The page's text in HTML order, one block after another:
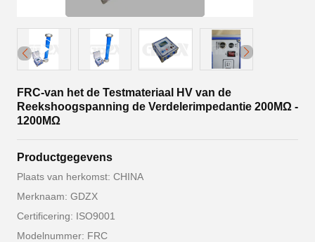
FRC-van het de Testmateriaal HV van de
Reekshoogspanning de Verdelerimpedantie 200MΩ -
1200MΩ
Productgegevens
Plaats van herkomst: CHINA
Merknaam: GDZX
Certificering: ISO9001
Modelnummer: FRC